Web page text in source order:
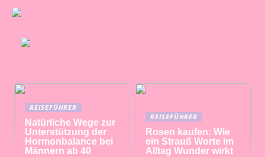
REISEFÜHRER
Natürliche Wege zur
Unterstützung der
Hormonbalance bei
Männern ab 40
REISEFÜHRER
Rosen kaufen: Wie
ein Strauß Worte im
Alltag Wunder wirkt